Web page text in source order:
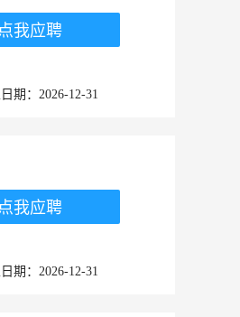
点我应聘
期：2026-12-31
点我应聘
期：2026-12-31